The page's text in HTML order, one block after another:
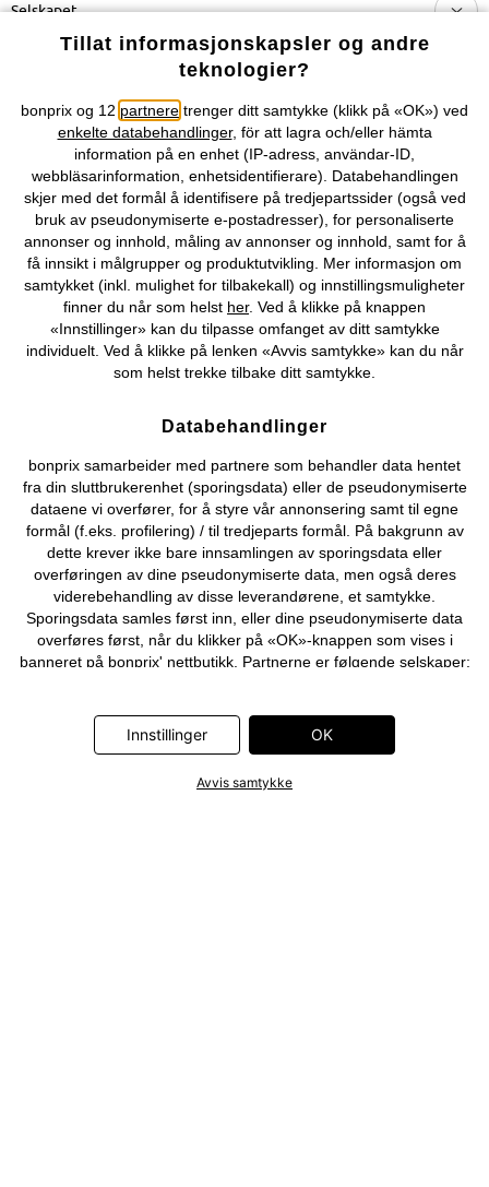
Selskapet
Topkategorier / Sesongvarer
Du kan også finne oss på
Kjøpsvilkår Personopplysninger Cookie-innstillinger
Om Oss Angre kjøp
©2026 bonprix.
Tillat informasjonskapsler og andre
teknologier?
bonprix og 12 partnere trenger ditt samtykke (klikk på «OK») ved
enkelte databehandlinger, för att lagra och/eller hämta
information på en enhet (IP-adress, användar-ID,
webbläsarinformation, enhetsidentifierare). Databehandlingen
skjer med det formål å identifisere på tredjepartssider (også ved
bruk av pseudonymiserte e-postadresser), for personaliserte
annonser og innhold, måling av annonser og innhold, samt for å
få innsikt i målgrupper og produktutvikling. Mer informasjon om
samtykket (inkl. mulighet for tilbakekall) og innstillingsmuligheter
finner du når som helst her. Ved å klikke på knappen
«Innstillinger» kan du tilpasse omfanget av ditt samtykke
individuelt. Ved å klikke på lenken «Avvis samtykke» kan du når
som helst trekke tilbake ditt samtykke.
Databehandlinger
bonprix samarbeider med partnere som behandler data hentet
fra din sluttbrukerenhet (sporingsdata) eller de pseudonymiserte
dataene vi overfører, for å styre vår annonsering samt til egne
formål (f.eks. profilering) / til tredjeparts formål. På bakgrunn av
dette krever ikke bare innsamlingen av sporingsdata eller
overføringen av dine pseudonymiserte data, men også deres
viderebehandling av disse leverandørene, et samtykke.
Sporingsdata samles først inn, eller dine pseudonymiserte data
overføres først, når du klikker på «OK»-knappen som vises i
banneret på bonprix' nettbutikk. Partnerne er følgende selskaper:
Ireland Ltd, Microsoft Ireland Operations Ltd, Pinterest Europe
Ltd, RTB-House GmbH, Snap Group Ltd, TikTok Information
databehandlingene utført av disse partnerne finner du i
Innstillinger OK
Avvis samtykke